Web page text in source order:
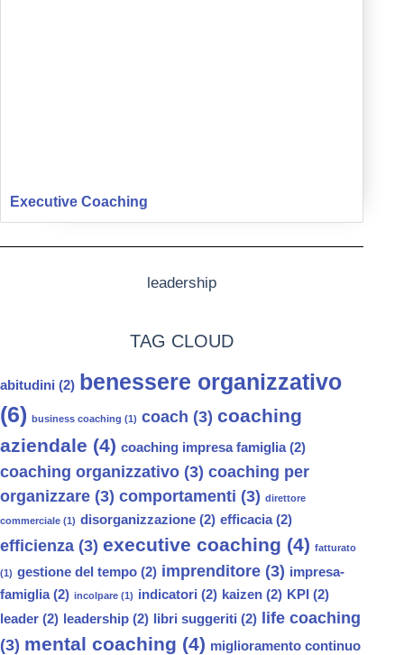
Executive Coaching
leadership
TAG CLOUD
abitudini (2) benessere organizzativo
(6) business coaching (1) coach (3) coaching
aziendale (4) coaching impresa famiglia(2)
coaching organizzativo (3) coaching per
organizzare (3) comportamenti (3) direttore
commerciale (1) disorganizzazione (2) efficacia(2)
efficienza (3) executive coaching (4) fatturato
(1) gestione del tempo (2) imprenditore (3) impresa-
famiglia(2) incolpare (1) indicatori (2) kaizen (2) KPI (2)
leader (2) leadership (2) libri suggeriti (2) life coaching
(3) mental coaching (4) miglioramento continuo